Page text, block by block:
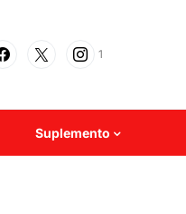
1
Suplemento